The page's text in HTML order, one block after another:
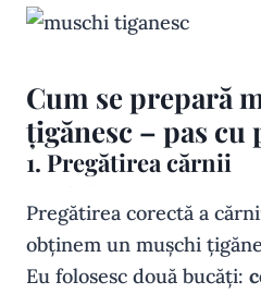
Cum se prepară
țigănesc – pas cu
1. Pregătirea cărnii
Pregătirea corectă a
obținem un mușchi
Eu folosesc două bucăți: